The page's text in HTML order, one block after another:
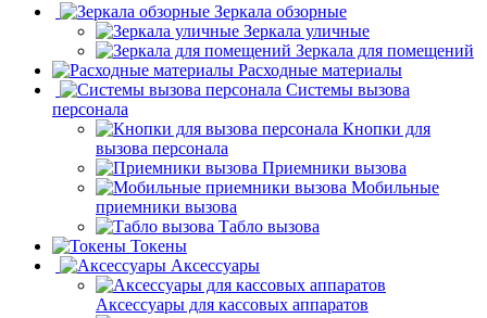
Зеркала обзорные
Зеркала уличные
Зеркала для помещений
Расходные материалы
Системы вызова
персонала
Кнопки для
вызова персонала
Приемники вызова
Мобильные
приемники вызова
Табло вызова
Токены
Аксессуары
Аксессуары для кассовых аппаратов